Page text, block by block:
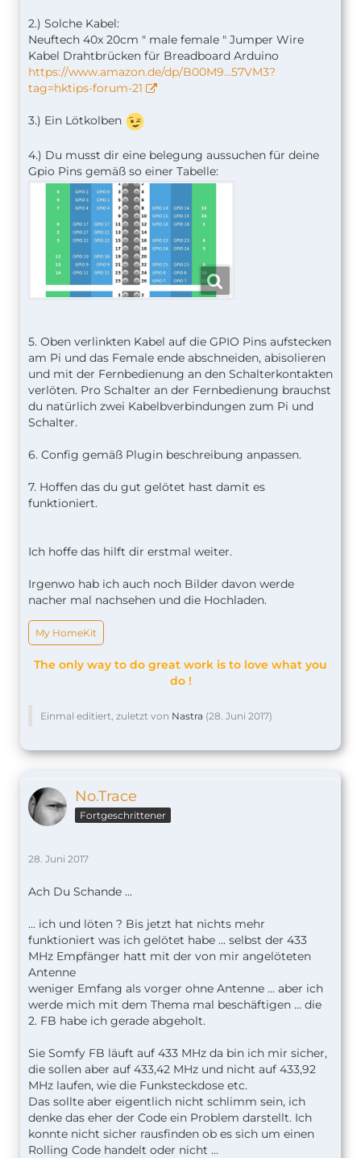
2.) Solche Kabel:
Neuftech 40x 20cm " male female " Jumper Wire
Kabel Drahtbrücken für Breadboard Arduino
https://www.amazon.de/dp/B00M9…57VM3?
tag=hktips-forum-21
3.) Ein Lötkolben
4.) Du musst dir eine belegung aussuchen für deine
Gpio Pins gemäß so einer Tabelle:
5. Oben verlinkten Kabel auf die GPIO Pins aufstecken
am Pi und das Female ende abschneiden, abisolieren
und mit der Fernbedienung an den Schalterkontakten
verlöten. Pro Schalter an der Fernbedienung brauchst
du natürlich zwei Kabelbverbindungen zum Pi und
Schalter.
6. Config gemäß Plugin beschreibung anpassen.
7. Hoffen das du gut gelötet hast damit es
funktioniert.
Ich hoffe das hilft dir erstmal weiter.
Irgenwo hab ich auch noch Bilder davon werde
nacher mal nachsehen und die Hochladen.
My HomeKit
The only way to do great work is to love what you
do !
Einmal editiert, zuletzt von Nastra (28. Juni 2017)
No.Trace
Fortgeschrittener
28. Juni 2017
Ach Du Schande ...
... ich und löten ? Bis jetzt hat nichts mehr
funktioniert was ich gelötet habe ... selbst der 433
MHz Empfänger hatt mit der von mir angelöteten
Antenne
weniger Emfang als vorger ohne Antenne ... aber ich
werde mich mit dem Thema mal beschäftigen ... die
2. FB habe ich gerade abgeholt.
Sie Somfy FB läuft auf 433 MHz da bin ich mir sicher,
die sollen aber auf 433,42 MHz und nicht auf 433,92
MHz laufen, wie die Funksteckdose etc.
Das sollte aber eigentlich nicht schlimm sein, ich
denke das eher der Code ein Problem darstellt. Ich
konnte nicht sicher rausfinden ob es sich um einen
Rolling Code handelt oder nicht ...